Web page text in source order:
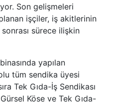
Son gelişmeleri
işçiler, iş akitlerinin
sonrası sürece ilişkin
yapılan
tüm sendika üyesi
Tek Gıda-İş Sendikası
Köse ve Tek Gıda-